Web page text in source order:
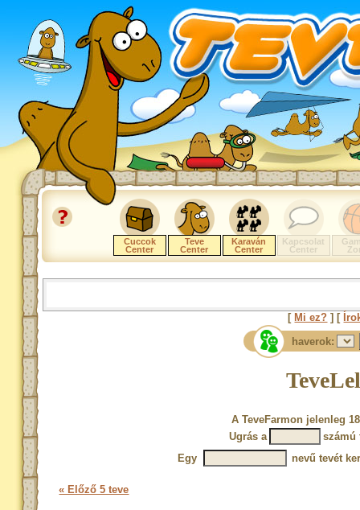
Cuccok
Center
Teve
Center
Karaván
Center
Kapcsolat
Center
[ Mi ez? ] [
haverok:
A TeveFarmon jelenleg
Ugrás a
számú
Egy
nevű tevét
« Előző 5 teve